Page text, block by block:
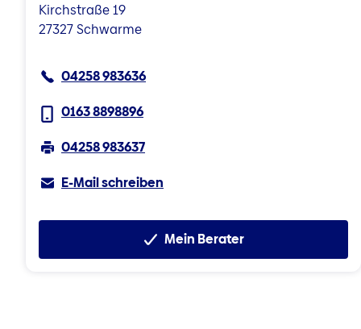
Kirchstraße 19
27327 Schwarme
04258 983636
0163 8898896
04258 983637
E-Mail schreiben
Mein Berater